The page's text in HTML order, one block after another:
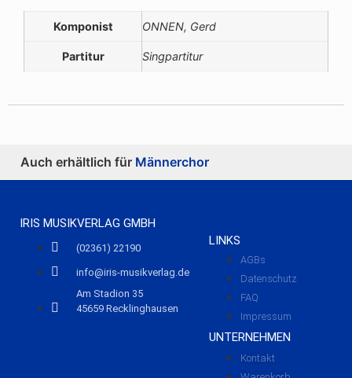
Komponist ONNEN, Gerd
Partitur Singpartitur
Auch erhältlich für Männerchor
IRIS MUSIKVERLAG GMBH
(02361) 22190
info@iris-musikverlag.de
Am Stadion 35
45659 Recklinghausen
LINKS
AGBs
Datenschutz
FAQ
Impressum
UNTERNEHMEN
Kontakt